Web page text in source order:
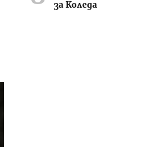
за Коледа